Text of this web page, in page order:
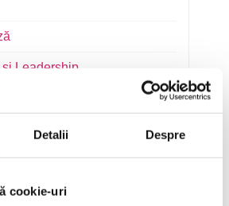
Detalii Despre
cookie-uri
Leadership